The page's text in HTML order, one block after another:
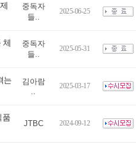
중독자
들..
2025-06-25
체
중독자
들..
2025-05-31
는
김아람
..
2025-03-17
품
JTBC 2024-09-12